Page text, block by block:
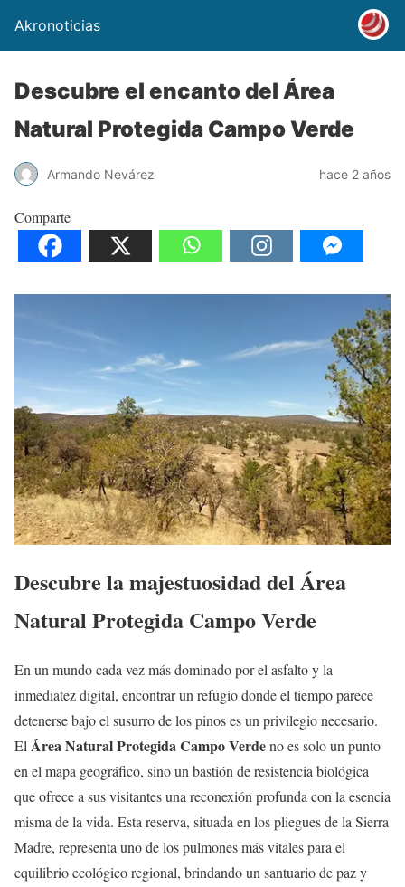
Akronoticias
Descubre el encanto del Área
Natural Protegida Campo Verde
Armando Nevárez hace 2 años
Comparte
Descubre la majestuosidad del Área
Natural Protegida Campo Verde
En un mundo cada vez más dominado por el asfalto y la
inmediatez digital, encontrar un refugio donde el tiempo parece
detenerse bajo el susurro de los pinos es un privilegio necesario.
El Área Natural Protegida Campo Verdeno es solo un punto
en el mapa geográfico, sino un bastión de resistencia biológica
que ofrece a sus visitantes una reconexión profunda con la esencia
misma de la vida. Esta reserva, situada en los pliegues de la Sierra
Madre, representa uno de los pulmones más vitales para el
equilibrio ecológico regional, brindando un santuario de paz y